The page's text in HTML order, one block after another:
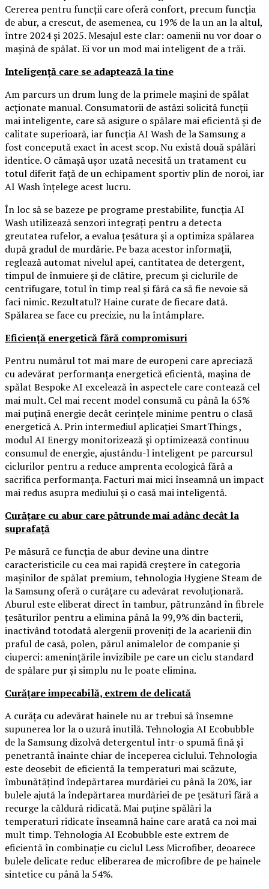
Cererea pentru funcții care oferă confort, precum funcția
de abur, a crescut, de asemenea, cu 19% de la un an la altul,
între 2024 și 2025. Mesajul este clar: oamenii nu vor doar o
mașină de spălat. Ei vor un mod mai inteligent de a trăi.
Inteligență care se adaptează la tine
Am parcurs un drum lung de la primele mașini de spălat
acționate manual. Consumatorii de astăzi solicită funcții
mai inteligente, care să asigure o spălare mai eficientă și de
calitate superioară, iar funcția AI Wash de la Samsung a
fost concepută exact în acest scop. Nu există două spălări
identice. O cămașă ușor uzată necesită un tratament cu
totul diferit față de un echipament sportiv plin de noroi, iar
AI Wash înțelege acest lucru.
În loc să se bazeze pe programe prestabilite, funcția AI
Wash utilizează senzori integrați pentru a detecta
greutatea rufelor, a evalua țesătura și a optimiza spălarea
după gradul de murdărie. Pe baza acestor informații,
reglează automat nivelul apei, cantitatea de detergent,
timpul de înmuiere și de clătire, precum și ciclurile de
centrifugare, totul în timp real și fără ca să fie nevoie să
faci nimic. Rezultatul? Haine curate de fiecare dată.
Spălarea se face cu precizie, nu la întâmplare.
Eficiență energetică fără compromisuri
Pentru numărul tot mai mare de europeni care apreciază
cu adevărat performanța energetică eficientă, mașina de
spălat Bespoke AI excelează în aspectele care contează cel
mai mult. Cel mai recent model consumă cu până la 65%
mai puțină energie decât cerințele minime pentru o clasă
energetică A. Prin intermediul aplicației SmartThings ,
modul AI Energy monitorizează și optimizează continuu
consumul de energie, ajustându-l inteligent pe parcursul
ciclurilor pentru a reduce amprenta ecologică fără a
sacrifica performanța. Facturi mai mici înseamnă un impact
mai redus asupra mediului și o casă mai inteligentă.
Curățare cu abur care pătrunde mai adânc decât la
suprafață
Pe măsură ce funcția de abur devine una dintre
caracteristicile cu cea mai rapidă creștere în categoria
mașinilor de spălat premium, tehnologia Hygiene Steam de
la Samsung oferă o curățare cu adevărat revoluționară.
Aburul este eliberat direct în tambur, pătrunzând în fibrele
țesăturilor pentru a elimina până la 99,9% din bacterii,
inactivând totodată alergenii proveniți de la acarienii din
praful de casă, polen, părul animalelor de companie și
ciuperci: amenințările invizibile pe care un ciclu standard
de spălare pur și simplu nu le poate elimina.
Curățare impecabilă, extrem de delicată
A curăța cu adevărat hainele nu ar trebui să însemne
supunerea lor la o uzură inutilă. Tehnologia AI Ecobubble
de la Samsung dizolvă detergentul într-o spumă fină și
penetrantă înainte chiar de începerea ciclului. Tehnologia
este deosebit de eficientă la temperaturi mai scăzute,
îmbunătățind îndepărtarea murdăriei cu până la 20%, iar
bulele ajută la îndepărtarea murdăriei de pe țesături fără a
recurge la căldură ridicată. Mai puține spălări la
temperaturi ridicate înseamnă haine care arată ca noi mai
mult timp. Tehnologia AI Ecobubble este extrem de
eficientă în combinație cu ciclul Less Microfiber, deoarece
bulele delicate reduc eliberarea de microfibre de pe hainele
sintetice cu până la 54%.